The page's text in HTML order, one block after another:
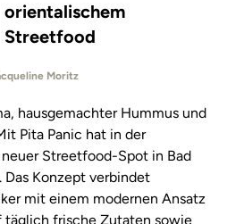
orientalischem
Streetfood
Moritz
hausgemachter Hummus und
Pita Panic hat in der
Streetfood-Spot in Bad
Konzept verbindet
mit einem modernen Ansatz
täglich frische Zutaten sowie